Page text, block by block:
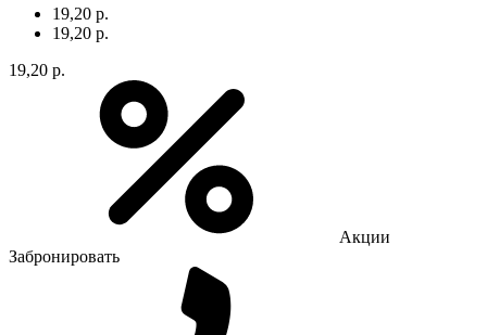
19,20 р.
19,20 р.
19,20 р.
Акции
Забронировать